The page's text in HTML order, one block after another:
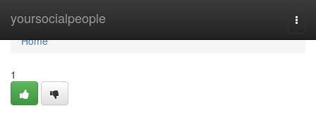
yoursocialpeople
Home
Home
1